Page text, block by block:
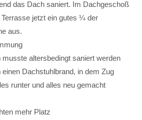
das Dach saniert. Im Dachgeschoß
Terrasse jetzt ein gutes ¼ der
aus.
musste altersbedingt saniert werden
einen Dachstuhlbrand, in dem Zug
runter und alles neu gemacht
mehr Platz